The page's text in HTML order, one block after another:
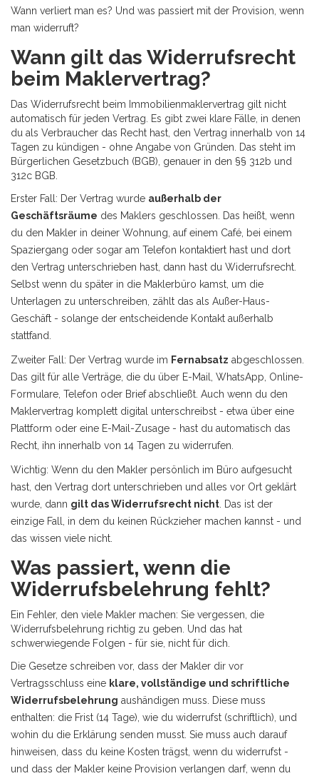
Wann verliert man es? Und was passiert mit der Provision, wenn
man widerruft?
Wann gilt das Widerrufsrecht
beim Maklervertrag?
Das Widerrufsrecht beim Immobilienmaklervertrag gilt nicht
automatisch für jeden Vertrag. Es gibt zwei klare Fälle, in denen
du als Verbraucher das Recht hast, den Vertrag innerhalb von 14
Tagen zu kündigen - ohne Angabe von Gründen. Das steht im
Bürgerlichen Gesetzbuch (BGB), genauer in den §§ 312b und
312c BGB.
Erster Fall: Der Vertrag wurde außerhalb der
Geschäftsräume des Maklers geschlossen. Das heißt, wenn
du den Makler in deiner Wohnung, auf einem Café, bei einem
Spaziergang oder sogar am Telefon kontaktiert hast und dort
den Vertrag unterschrieben hast, dann hast du Widerrufsrecht.
Selbst wenn du später in die Maklerbüro kamst, um die
Unterlagen zu unterschreiben, zählt das als Außer-Haus-
Geschäft - solange der entscheidende Kontakt außerhalb
stattfand.
Zweiter Fall: Der Vertrag wurde im Fernabsatz abgeschlossen.
Das gilt für alle Verträge, die du über E-Mail, WhatsApp, Online-
Formulare, Telefon oder Brief abschließt. Auch wenn du den
Maklervertrag komplett digital unterschreibst - etwa über eine
Plattform oder eine E-Mail-Zusage - hast du automatisch das
Recht, ihn innerhalb von 14 Tagen zu widerrufen.
Wichtig: Wenn du den Makler persönlich im Büro aufgesucht
hast, den Vertrag dort unterschrieben und alles vor Ort geklärt
wurde, dann gilt das Widerrufsrecht nicht . Das ist der
einzige Fall, in dem du keinen Rückzieher machen kannst - und
das wissen viele nicht.
Was passiert, wenn die
Widerrufsbelehrung fehlt?
Ein Fehler, den viele Makler machen: Sie vergessen, die
Widerrufsbelehrung richtig zu geben. Und das hat
schwerwiegende Folgen - für sie, nicht für dich.
Die Gesetze schreiben vor, dass der Makler dir vor
Vertragsschluss eine klare, vollständige und schriftliche
Widerrufsbelehrung aushändigen muss. Diese muss
enthalten: die Frist (14 Tage), wie du widerrufst (schriftlich), und
wohin du die Erklärung senden musst. Sie muss auch darauf
hinweisen, dass du keine Kosten trägst, wenn du widerrufst -
und dass der Makler keine Provision verlangen darf, wenn du